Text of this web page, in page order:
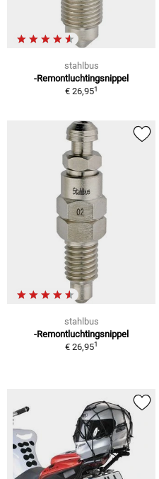
stahlbus
-Remontluchtingsnippel
€ 26,951
stahlbus
-Remontluchtingsnippel
€ 26,951